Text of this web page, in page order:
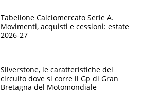
Tabellone Calciomercato Serie A.
Movimenti, acquisti e cessioni: estate
2026-27
Silverstone, le caratteristiche del
circuito dove si corre il Gp di Gran
Bretagna del Motomondiale